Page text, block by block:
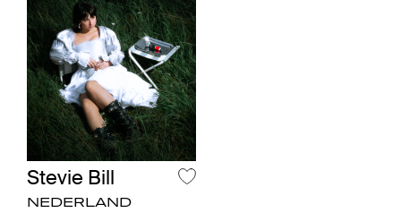
Stevie Bill
NEDERLAND